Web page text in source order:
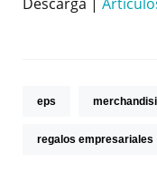
Descarga |
eps
regalos empresariales